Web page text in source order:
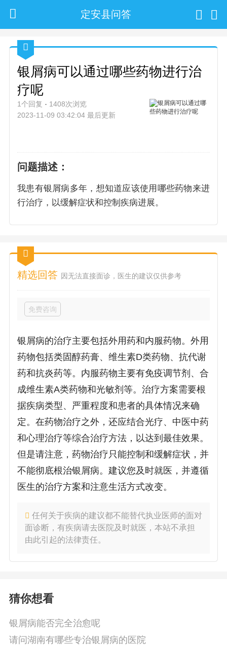
定安县问答
银屑病可以通过哪些药物进行治
疗呢
1个回复
1408次浏览
2023-11-09 03:42:04 最后更新
问题描述：
我患有银屑病多年，想知道应该使用哪些药物来进
行治疗，以缓解症状和控制疾病进展。
精选回答 因无法直接面诊，医生的建议仅供参考
免费咨询
银屑病的治疗主要包括外用药和内服药物。外用
药物包括类固醇药膏、维生素D类药物、抗代谢
药和抗炎药等。内服药物主要有免疫调节剂、合
成维生素A类药物和光敏剂等。治疗方案需要根
据疾病类型、严重程度和患者的具体情况来确
定。在药物治疗之外，还应结合光疗、中医中药
和心理治疗等综合治疗方法，以达到最佳效果。
但是请注意，药物治疗只能控制和缓解症状，并
不能彻底根治银屑病。建议您及时就医，并遵循
医生的治疗方案和注意生活方式改变。
任何关于疾病的建议都不能替代执业医师的面对
面诊断，有疾病请去医院及时就医，本站不承担
由此引起的法律责任。
猜你想看
银屑病能否完全治愈呢
请问湖南有哪些专治银屑病的医院